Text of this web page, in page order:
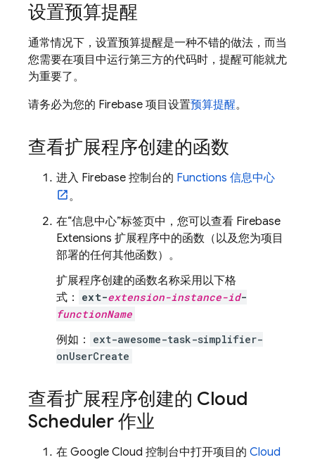
设置预算提醒
通常情况下，设置预算提醒是一种不错的做法，而当
您需要在项目中运行第三方的代码时，提醒可能就尤
为重要了。
请务必为您的 Firebase 项目设置预算提醒。
查看扩展程序创建的函数
进入 Firebase 控制台的 Functions 信息中心
。
在“信息中心”标签页中，您可以查看 Firebase
Extensions 扩展程序中的函数（以及您为项目
部署的任何其他函数）。
扩展程序创建的函数名称采用以下格
式：
ext-extension-instance-id-
functionName
例如：
ext-awesome-task-simplifier-
onUserCreate
查看扩展程序创建的 Cloud
Scheduler作业
在 Google Cloud 控制台中打开项目的 Cloud